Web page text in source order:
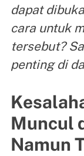
dapat
cara untuk
tersebut?
penting di
Muncul
Namun